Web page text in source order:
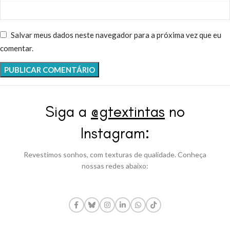
Salvar meus dados neste navegador para a próxima vez que eu
comentar.
Siga a @gtextintas no
Instagram:
Revestimos sonhos, com texturas de qualidade. Conheça
nossas redes abaixo: